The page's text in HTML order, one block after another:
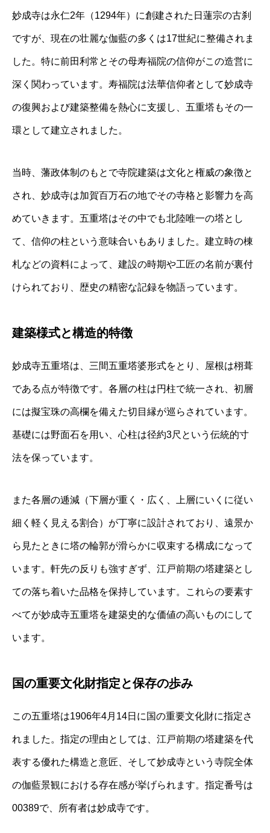
妙成寺は永仁2年（1294年）に創建された日蓮宗の古刹
ですが、現在の壮麗な伽藍の多くは17世紀に整備されま
した。特に前田利常とその母寿福院の信仰がこの造営に
深く関わっています。寿福院は法華信仰者として妙成寺
の復興および建築整備を熱心に支援し、五重塔もその一
環として建立されました。
当時、藩政体制のもとで寺院建築は文化と権威の象徴と
され、妙成寺は加賀百万石の地でその寺格と影響力を高
めていきます。五重塔はその中でも北陸唯一の塔とし
て、信仰の柱という意味合いもありました。建立時の棟
札などの資料によって、建設の時期や工匠の名前が裏付
けられており、歴史の精密な記録を物語っています。
建築様式と構造的特徴
妙成寺五重塔は、三間五重塔婆形式をとり、屋根は栩葺
である点が特徴です。各層の柱は円柱で統一され、初層
には擬宝珠の高欄を備えた切目縁が巡らされています。
基礎には野面石を用い、心柱は径約3尺という伝統的寸
法を保っています。
また各層の逓減（下層が重く・広く、上層にいくに従い
細く軽く見える割合）が丁寧に設計されており、遠景か
ら見たときに塔の輪郭が滑らかに収束する構成になって
います。軒先の反りも強すぎず、江戸前期の塔建築とし
ての落ち着いた品格を保持しています。これらの要素す
べてが妙成寺五重塔を建築史的な価値の高いものにして
います。
国の重要文化財指定と保存の歩み
この五重塔は1906年4月14日に国の重要文化財に指定さ
れました。指定の理由としては、江戸前期の塔建築を代
表する優れた構造と意匠、そして妙成寺という寺院全体
の伽藍景観における存在感が挙げられます。指定番号は
00389で、所有者は妙成寺です。